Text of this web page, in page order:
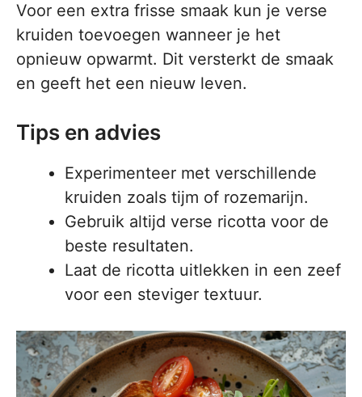
Voor een extra frisse smaak kun je verse
kruiden toevoegen wanneer je het
opnieuw opwarmt. Dit versterkt de smaak
en geeft het een nieuw leven.
Tips en advies
Experimenteer met verschillende
kruiden zoals tijm of rozemarijn.
Gebruik altijd verse ricotta voor de
beste resultaten.
Laat de ricotta uitlekken in een zeef
voor een steviger textuur.